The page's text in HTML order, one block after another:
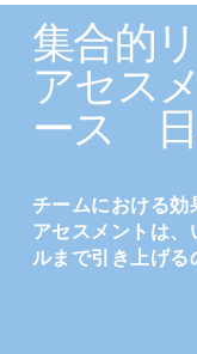
集合的
アセス
ース 日
チームにおける
アセスメントは
ルまで引き上げる